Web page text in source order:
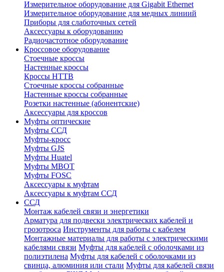
Измерительное оборудование для Gigabit Ethernet
Измерительное оборудование для медных линиий
Приборы для слаботочных сетей
Аксессуары к оборудованию
Радиочастотное оборудование
Кроссовое оборудование
Стоечные кроссы
Настенные кроссы
Кроссы HTTB
Стоечные кроссы собранные
Настенные кроссы собранные
Розетки настенные (абонентские)
Аксессуары для кроссов
Муфты оптические
Муфты ССД
Муфты-кросс
Муфты GJS
Муфты Huatel
Муфты МВОТ
Муфты FOSC
Аксессуары к муфтам
Аксессуары к муфтам ССД
ССД
Монтаж кабелей связи и энергетики
Арматура для подвески электрических кабелей и
грозотроса Инструменты для работы с кабелем
Монтажные материалы для работы с электрическими
кабелями связи Муфты для кабелей с оболочками из
полиэтилена Муфты для кабелей с оболочками из
свинца, алюминия или стали Муфты для кабелей связи